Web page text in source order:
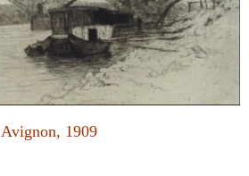
Avignon, 1909